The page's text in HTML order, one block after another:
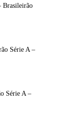
Brasileirão
Série A –
Série A –